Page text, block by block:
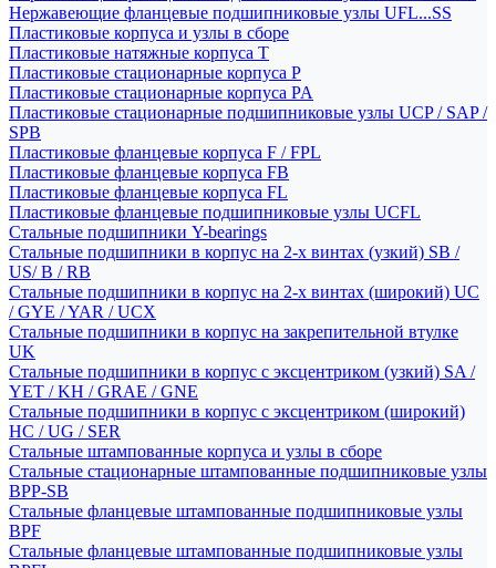
Нержавеющие фланцевые подшипниковые узлы UFL...SS
Пластиковые корпуса и узлы в сборе
Пластиковые натяжные корпуса T
Пластиковые стационарные корпуса P
Пластиковые стационарные корпуса PA
Пластиковые стационарные подшипниковые узлы UCP / SAP /
SPB
Пластиковые фланцевые корпуса F / FPL
Пластиковые фланцевые корпуса FB
Пластиковые фланцевые корпуса FL
Пластиковые фланцевые подшипниковые узлы UCFL
Стальные подшипники Y-bearings
Стальные подшипники в корпус на 2-х винтах (узкий) SB /
US/ B / RB
Стальные подшипники в корпус на 2-х винтах (широкий) UC
/ GYE / YAR / UCX
Стальные подшипники в корпус на закрепительной втулке
UK
Стальные подшипники в корпус с эксцентриком (узкий) SA /
YET / KH / GRAE / GNE
Стальные подшипники в корпус с эксцентриком (широкий)
HC / UG / SER
Стальные штампованные корпуса и узлы в сборе
Стальные стационарные штампованные подшипниковые узлы
BPP-SB
Стальные фланцевые штампованные подшипниковые узлы
BPF
Стальные фланцевые штампованные подшипниковые узлы